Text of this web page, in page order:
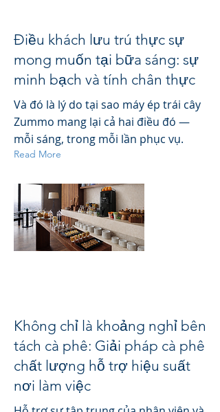
Điều khách lưu trú thực sự
mong muốn tại bữa sáng: sự
minh bạch và tính chân thực
Và đó là lý do tại sao máy ép trái cây
Zummo mang lại cả hai điều đó —
mỗi sáng, trong mỗi lần phục vụ.
Read More
Không chỉ là khoảng nghỉ bên
tách cà phê: Giải pháp cà phê
chất lượng hỗ trợ hiệu suất
nơi làm việc